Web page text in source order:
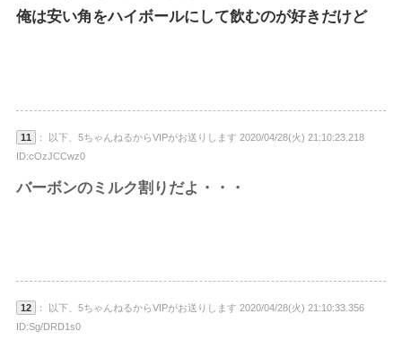
俺は安い角をハイボールにして飲むのが好きだけど
11
： 以下、5ちゃんねるからVIPがお送りします 2020/04/28(火) 21:10:23.218
ID:cOzJCCwz0
バーボンのミルク割りだよ・・・
12
： 以下、5ちゃんねるからVIPがお送りします 2020/04/28(火) 21:10:33.356
ID:Sg/DRD1s0